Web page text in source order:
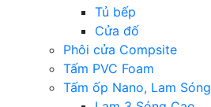
Tủ bếp
Cửa đố
Phôi cửa Compsite
Tấm PVC Foam
Tấm ốp Nano, Lam Sóng